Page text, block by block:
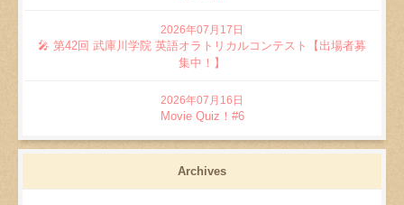
2026年07月17日
🎤 第42回 武庫川学院 英語オラトリカルコンテスト【出場者募
集中！】
2026年07月16日
Movie Quiz！#6
Archives